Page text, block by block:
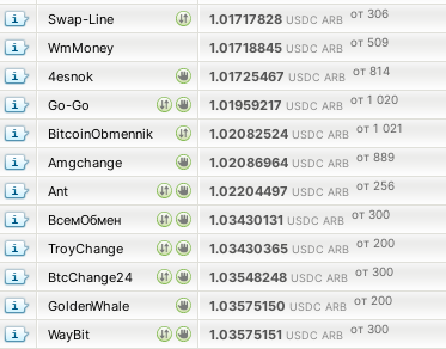
Swap-Line
1.01717828 USDC ARB от 306
WmMoney
1.01718845 USDC ARB от 509
4esnok
1.01725467 USDC ARB от 814
Go-Go
1.01959217 USDC ARB от 1 020
BitcoinObmennik
1.02082524 USDC ARB от 1 021
Amgchange
1.02086964 USDC ARB от 889
Ant
1.02204497 USDC ARB от 256
ВсемОбмен
1.03430131 USDC ARB от 300
TroyChange
1.03430365 USDC ARB от 200
BtcChange24
1.03548248 USDC ARB от 300
GoldenWhale
1.03575150 USDC ARB от 200
WayBit
1.03575151 USDC ARB от 300